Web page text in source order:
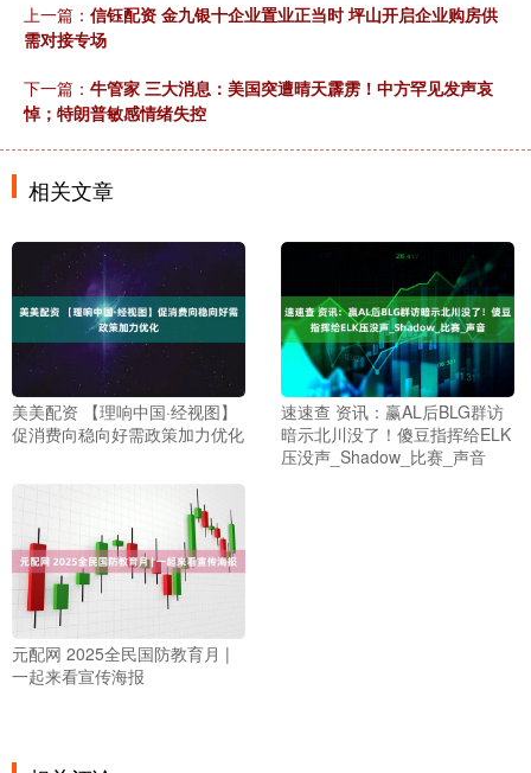
上一篇： 信钰配资 金九银十企业置业正当时 坪山开启企业购房供
需对接专场
下一篇： 牛管家 三大消息：美国突遭晴天霹雳！中方罕见发声哀
悼；特朗普敏感情绪失控
相关文章
美美配资 【理响中国·经视图】
促消费向稳向好需政策加力优化
速速查 资讯：赢AL后BLG群访
暗示北川没了！傻豆指挥给ELK
压没声_Shadow_比赛_声音
元配网 2025全民国防教育月 |
一起来看宣传海报